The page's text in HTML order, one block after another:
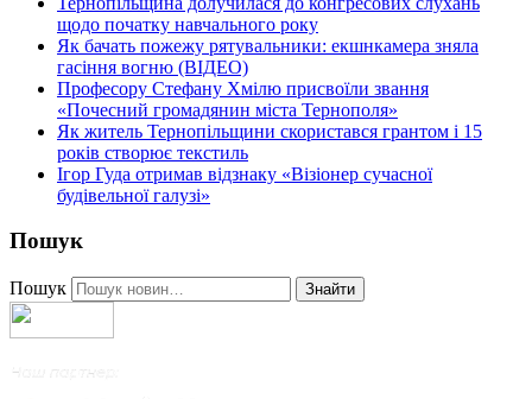
щодо початку навчального року
Як бачать пожежу рятувальники: екшнкамера зняла
гасіння вогню (ВІДЕО)
Професору Стефану Хмілю присвоїли звання
«Почесний громадянин міста Тернополя»
Як житель Тернопільщини скористався грантом і 15
років створює текстиль
Ігор Гуда отримав відзнаку «Візіонер сучасної
будівельної галузі»
Пошук
Пошук Знайти